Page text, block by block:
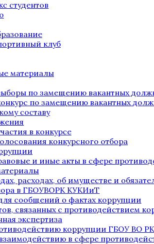
студентов
клуб
материалы
по замещению вакантных
по замещению вакантных
составу
в конкурсе
конкурсного отбора
и иные акты в сфере
расходах, об имуществе и
в ГБОУВОРК КУКИиТ
сообщений о фактах коррупции
связанных с противодействием
экспертиза
коррупции ГБОУ ВО
в сфере